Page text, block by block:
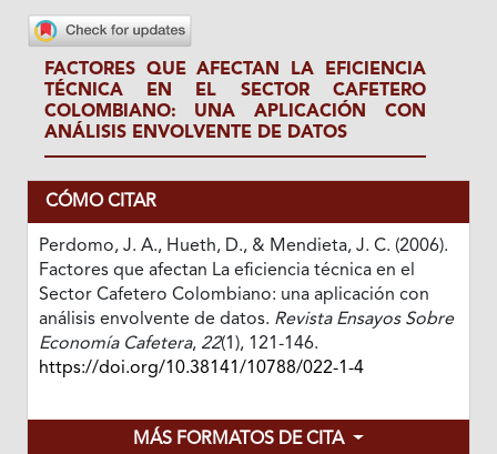
FACTORES QUE AFECTAN LA EFICIENCIA
TÉCNICA EN EL SECTOR CAFETERO
COLOMBIANO: UNA APLICACIÓN CON
ANÁLISIS ENVOLVENTE DE DATOS
CÓMO CITAR
Perdomo, J. A., Hueth, D., & Mendieta, J. C. (2006).
Factores que afectan La eficiencia técnica en el
Sector Cafetero Colombiano: una aplicación con
análisis envolvente de datos. Revista Ensayos Sobre
Economía Cafetera, 22(1), 121-146.
https://doi.org/10.38141/10788/022-1-4
MÁS FORMATOS DE CITA